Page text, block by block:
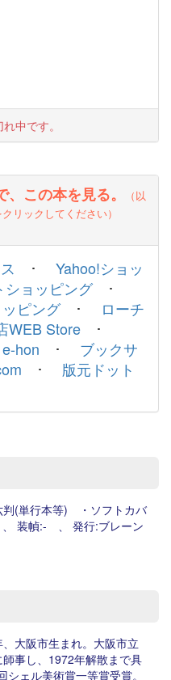
中です。
この本を見る。
（以
リックしてください）
･ Yahoo!ショッ
ショッピング･
ピング･
ローチ
WEB Store ･
e-hon ･ ブックサ
･ 版元ドット
(単行本等) ・ソフトカバ
装幀:- 、 発行:ブレーン
大阪市生まれ。大阪市立
事し、1972年解散まで具
ェル美術賞一等賞受賞。